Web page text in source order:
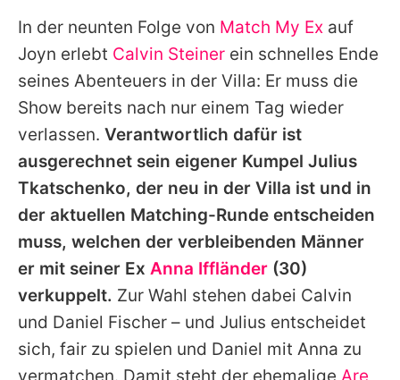
Redaktionelle Richtlinien
Impressum
Nutzungsbedingungen
Utiq verwalten
In der neunten Folge von Match My Ex auf
Joyn erlebt Calvin Steiner ein schnelles Ende
seines Abenteuers in der Villa: Er muss die
Show bereits nach nur einem Tag wieder
verlassen. Verantwortlich dafür ist
ausgerechnet sein eigener Kumpel Julius
Tkatschenko, der neu in der Villa ist und in
der aktuellen Matching-Runde entscheiden
muss, welchen der verbleibenden Männer
er mit seiner Ex Anna Iffländer (30)
verkuppelt. Zur Wahl stehen dabei Calvin
und Daniel Fischer – und Julius entscheidet
sich, fair zu spielen und Daniel mit Anna zu
vermatchen. Damit steht der ehemalige Are